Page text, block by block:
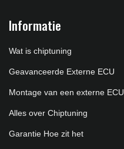
Informatie
Wat is chiptuning
Geavanceerde Externe ECU
Montage van een externe ECU
Alles over Chiptuning
Garantie Hoe zit het